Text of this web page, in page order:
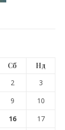
Сб
Нд
2
3
9
10
16
17